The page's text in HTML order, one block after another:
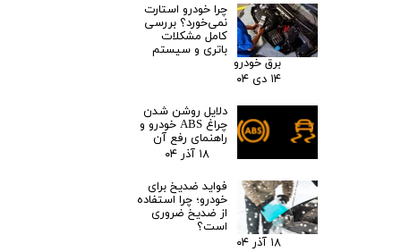
چرا خودرو استارت
نمی‌خورد؟ بررسی
کامل مشکلات
باتری و سیستم
برق خودرو
۱۴ دی ۰۴
دلایل روشن شدن
چراغ ABS خودرو و
راهنمای رفع آن
۱۸ آذر ۰۴
فواید ضدیخ برای
خودرو؛ چرا استفاده
از ضدیخ ضروری
است؟
۱۸ آذر ۰۴